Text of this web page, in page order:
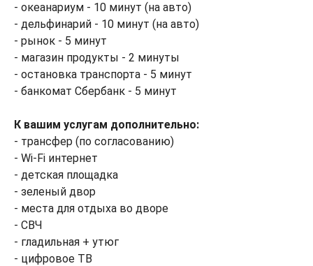
- океанариум - 10 минут (на авто)
- дельфинарий - 10 минут (на авто)
- рынок - 5 минут
- магазин продукты - 2 минуты
- остановка транспорта - 5 минут
- банкомат Сбербанк - 5 минут
К вашим услугам дополнительно:
- трансфер (по согласованию)
- Wi-Fi интернет
- детская площадка
- зеленый двор
- места для отдыха во дворе
- СВЧ
- гладильная + утюг
- цифровое ТВ